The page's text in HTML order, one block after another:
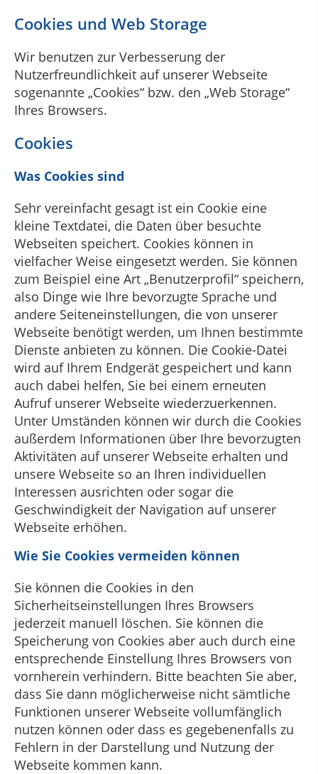
Cookies und Web Storage
Wir benutzen zur Verbesserung der
Nutzerfreundlichkeit auf unserer Webseite
sogenannte „Cookies“ bzw. den „Web Storage“
Ihres Browsers.
Cookies
Was Cookies sind
Sehr vereinfacht gesagt ist ein Cookie eine
kleine Textdatei, die Daten über besuchte
Webseiten speichert. Cookies können in
vielfacher Weise eingesetzt werden. Sie können
zum Beispiel eine Art „Benutzerprofil“ speichern,
also Dinge wie Ihre bevorzugte Sprache und
andere Seiteneinstellungen, die von unserer
Webseite benötigt werden, um Ihnen bestimmte
Dienste anbieten zu können. Die Cookie-Datei
wird auf Ihrem Endgerät gespeichert und kann
auch dabei helfen, Sie bei einem erneuten
Aufruf unserer Webseite wiederzuerkennen.
Unter Umständen können wir durch die Cookies
außerdem Informationen über Ihre bevorzugten
Aktivitäten auf unserer Webseite erhalten und
unsere Webseite so an Ihren individuellen
Interessen ausrichten oder sogar die
Geschwindigkeit der Navigation auf unserer
Webseite erhöhen.
Wie Sie Cookies vermeiden können
Sie können die Cookies in den
Sicherheitseinstellungen Ihres Browsers
jederzeit manuell löschen. Sie können die
Speicherung von Cookies aber auch durch eine
entsprechende Einstellung Ihres Browsers von
vornherein verhindern. Bitte beachten Sie aber,
dass Sie dann möglicherweise nicht sämtliche
Funktionen unserer Webseite vollumfänglich
nutzen können oder dass es gegebenenfalls zu
Fehlern in der Darstellung und Nutzung der
Webseite kommen kann.